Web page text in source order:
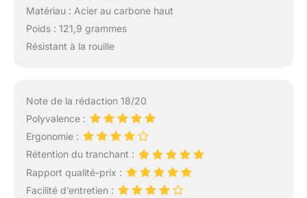
Matériau : Acier au carbone haut
Poids : 121,9 grammes
Résistant à la rouille
Note de la rédaction 18/20
Polyvalence :
Ergonomie :
Rétention du tranchant :
Rapport qualité-prix :
Facilité d’entretien :